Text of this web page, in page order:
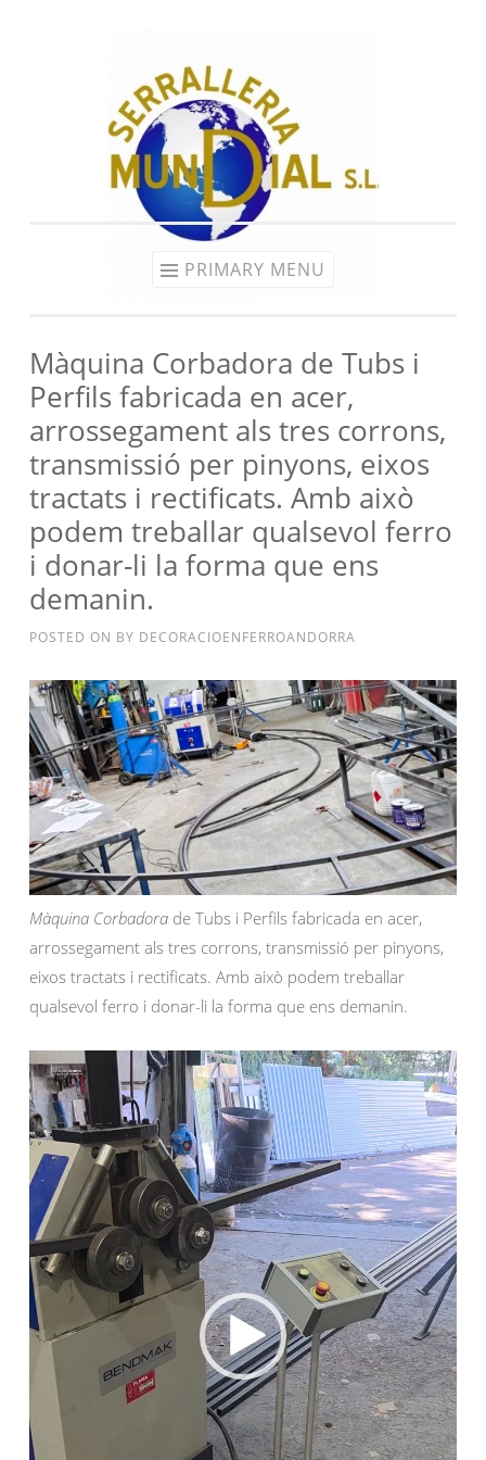
PRIMARY MENU
Màquina Corbadora de Tubs i
Perfils fabricada en acer,
arrossegament als tres corrons,
transmissió per pinyons, eixos
tractats i rectificats. Amb això
podem treballar qualsevol ferro
i donar-li la forma que ens
demanin.
POSTED ON BY DECORACIOENFERROANDORRA
Màquina Corbadora de Tubs i Perfils fabricada en acer,
arrossegament als tres corrons, transmissió per pinyons,
eixos tractats i rectificats. Amb això podem treballar
qualsevol ferro i donar-li la forma que ens demanin.
Reproductor
de
vídeo